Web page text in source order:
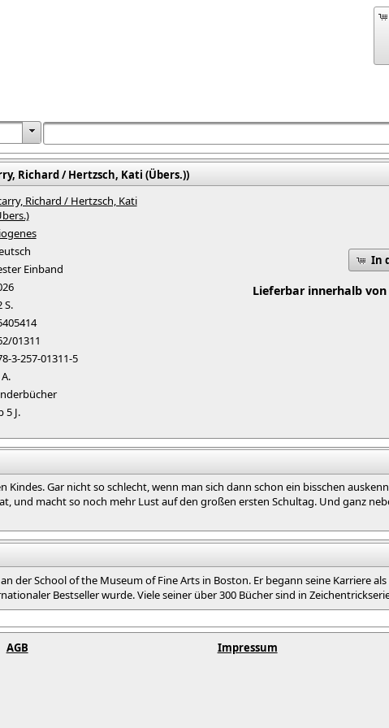
Richard / Hertzsch, Kati (Übers.))
Richard / Hertzsch, Kati
Einband
S.
01311
3-257-01311-5
5 J.
In
Lieferbar innerhalb
Kindes. Gar nicht so schlecht, wenn man sich dann schon ein bisschen
und macht so noch mehr Lust auf den großen ersten Schultag. Und ganz
der School of the Museum of Fine Arts in Boston. Er begann seine Karriere
Bestseller wurde. Viele seiner über 300 Bücher sind in
AGB Impressum